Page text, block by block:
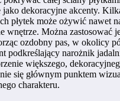
dekoracyjne akcenty.
płytek może ożywić nawet
wnętrze. Można zastosować
ozdobny pas, w okolicy
podkreślający narożnik
większego,
się głównym punktem
charakteru.